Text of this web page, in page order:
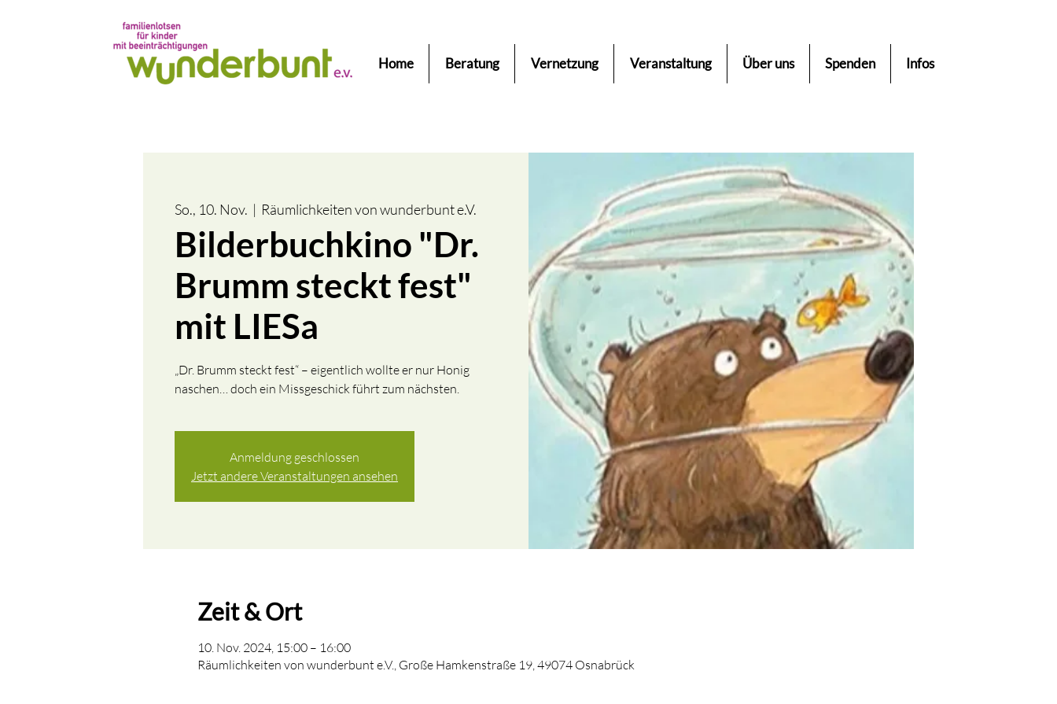
Home Beratung Vernetzung Veranstaltung Über uns Spenden Infos
So., 10. Nov.
  |
Räumlichkeiten von wunderbunt e.V.
Bilderbuchkino "Dr.
Brumm steckt fest"
mit LIESa
„Dr. Brumm steckt fest“ – eigentlich wollte er nur Honig
naschen… doch ein Missgeschick führt zum nächsten.
Anmeldung geschlossen
Jetzt andere Veranstaltungen ansehen
Zeit & Ort
10. Nov. 2024, 15:00 – 16:00
Räumlichkeiten von wunderbunt e.V., Große Hamkenstraße 19, 49074 Osnabrück